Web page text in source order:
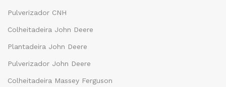
Pulverizador CNH
Colheitadeira John Deere
Plantadeira John Deere
Pulverizador John Deere
Colheitadeira Massey Ferguson